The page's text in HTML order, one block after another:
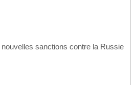
sanctions contre la Russie